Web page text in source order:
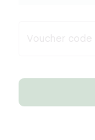
Voucher code